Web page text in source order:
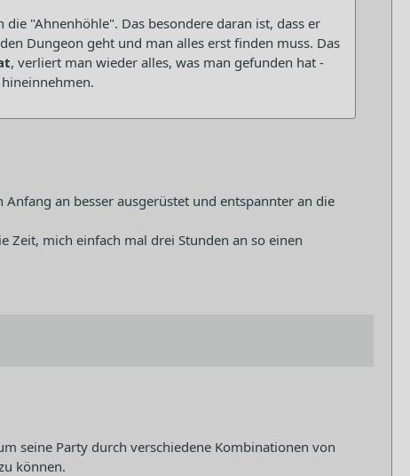
"Ahnenhöhle". Das besondere daran ist, dass er
Dungeon geht und man alles erst finden muss. Das
, verliert man wieder alles, was man gefunden hat -
an besser ausgerüstet und entspannter an die
Zeit, mich einfach mal drei Stunden an so einen
seine Party durch verschiedene Kombinationen von
können.